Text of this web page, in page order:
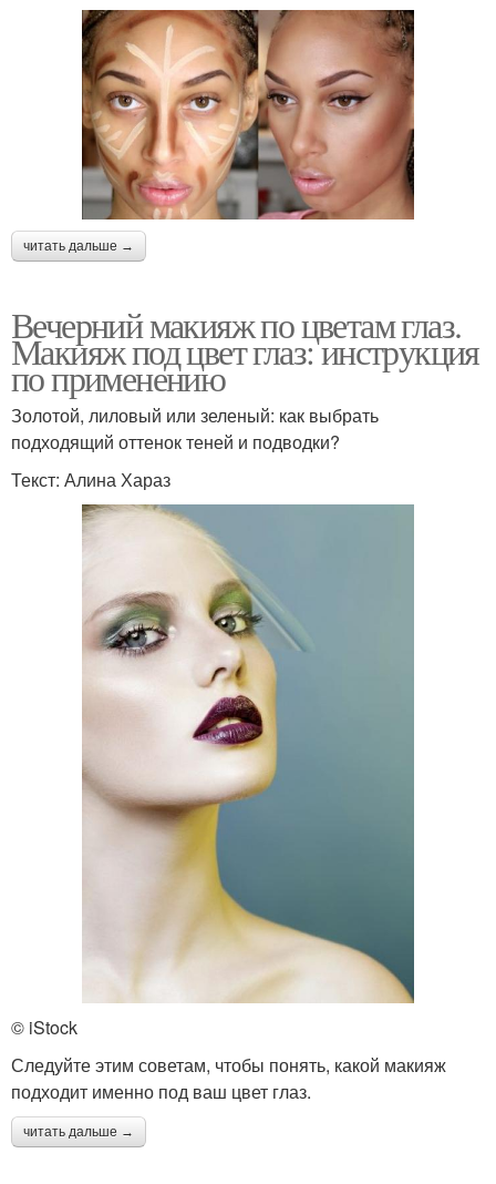
читать дальше →
Вечерний макияж по цветам глаз.
Макияж под цвет глаз: инструкция
по применению
Золотой, лиловый или зеленый: как выбрать
подходящий оттенок теней и подводки?
Текст: Алина Хараз
© iStock
Следуйте этим советам, чтобы понять, какой макияж
подходит именно под ваш цвет глаз.
читать дальше →